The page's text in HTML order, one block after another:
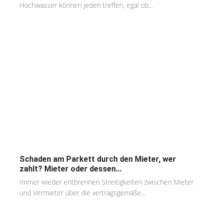
Hochwasser können jeden treffen, egal ob...
Schaden am Parkett durch den Mieter, wer
zahlt? Mieter oder dessen...
Immer wieder entbrennen Streitigkeiten zwischen Mieter
und Vermieter über die vertragsgemäße...